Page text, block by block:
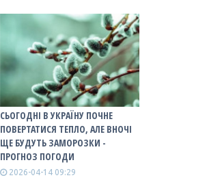
СЬОГОДНІ В УКРАЇНУ ПОЧНЕ
ПОВЕРТАТИСЯ ТЕПЛО, АЛЕ ВНОЧІ
ЩЕ БУДУТЬ ЗАМОРОЗКИ -
ПРОГНОЗ ПОГОДИ
2026-04-14 09:29